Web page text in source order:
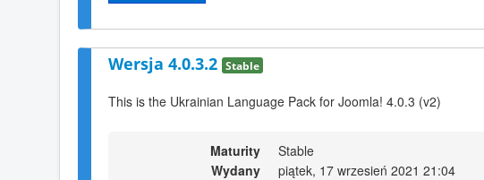
Wersja 4.0.3.2 Stable
This is the Ukrainian Language Pack for Joomla! 4.0.3 (v2)
Maturity
Stable
Wydany
piątek, 17 wrzesień 2021 21:04